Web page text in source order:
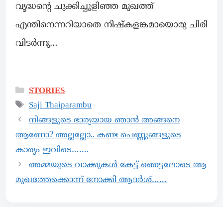
വൃദ്ധൻ്റെ ചുക്കിച്ചുളിഞ്ഞ മുഖത്ത്
എന്തിനെന്നറിയാതെ നിഷ്കളങ്കമായൊരു ചിരി
വിടർന്നു…
STORIES
Saji Thaiparambu
നിങ്ങളുടെ ഭാര്യയായ ഞാൻ അങ്ങനെ
ആണോ? അല്ലല്ലോ.. കണ്ട പെണ്ണുങ്ങളുടെ
കാര്യം ഇവിടെ…….
അമ്മയുടെ വാക്കുകൾ കേട്ട് ഞെട്ടലോടെ ആ
മുഖത്തേക്കൊന്ന് നോക്കി ആദർശ്……